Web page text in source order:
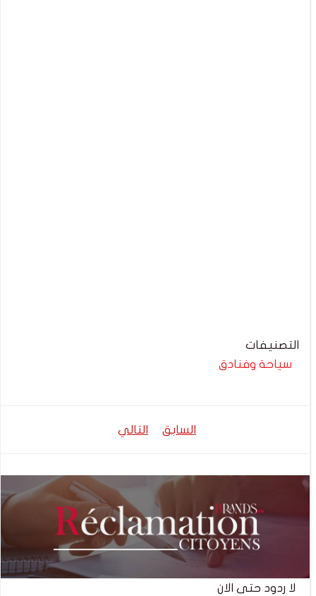
التصنيفات
سياحة وفنادق
السابق
تصفّح
التالي
لا ردود حتى الان